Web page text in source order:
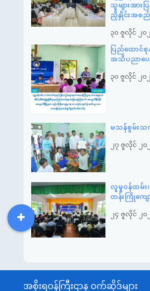
သူများအာ
ညှိနှိုင်းအစည်
၃၀ ဇူလိုင် ၂၀
ပြည်ထောင်
အသိပညာပေ
၃၀ ဇူလိုင် ၂၀
မသန်စွမ်းသ
၂၇ ဇူလိုင် ၂၀
လူမှုဝန်ထမ်း
တန်းကြိုကျ
၂၄ ဇူလိုင် ၂၀
အစိုးရဝန်ကြီးဌာန ဝက်ဆိုဒ်များ